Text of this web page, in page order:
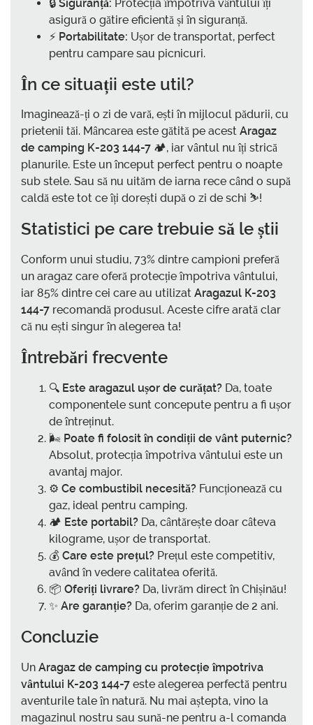
🔒 Siguranță: Protecția împotriva vântului îți
asigură o gătire eficientă și în siguranță.
⚡ Portabilitate: Ușor de transportat, perfect
pentru campare sau picnicuri.
În ce situații este util?
Imaginează-ți o zi de vară, ești în mijlocul pădurii, cu
prietenii tăi. Mâncarea este gătită pe acest Aragaz
de camping K-203 144-7 🏕️, iar vântul nu îți strică
planurile. Este un început perfect pentru o noapte
sub stele. Sau să nu uităm de iarna rece când o supă
caldă este tot ce îți dorești după o zi de schi ⛷️!
Statistici pe care trebuie să le știi
Conform unui studiu, 73% dintre campioni preferă
un aragaz care oferă protecție împotriva vântului,
iar 85% dintre cei care au utilizat Aragazul К-203
144-7 recomandă produsul. Aceste cifre arată clar
că nu ești singur în alegerea ta!
Întrebări frecvente
🔍 Este aragazul ușor de curățat? Da, toate
componentele sunt concepute pentru a fi ușor
de întreținut.
🌬️ Poate fi folosit în condiții de vânt puternic?
Absolut, protecția împotriva vântului este un
avantaj major.
⚙️ Ce combustibil necesită? Funcționează cu
gaz, ideal pentru camping.
🏕️ Este portabil? Da, cântărește doar câteva
kilograme, ușor de transportat.
💰 Care este prețul? Prețul este competitiv,
având în vedere calitatea oferită.
📦 Oferiți livrare? Da, livrăm direct în Chișinău!
✨ Are garanție? Da, oferim garanție de 2 ani.
Concluzie
Un Aragaz de camping cu protecție împotriva
vântului К-203 144-7 este alegerea perfectă pentru
aventurile tale în natură. Nu mai aștepta, vino la
magazinul nostru sau sună-ne pentru a-l comanda